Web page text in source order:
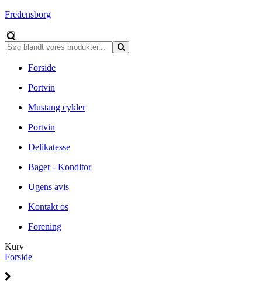
Fredensborg
Forside
Portvin
Mustang cykler
Portvin
Delikatesse
Bager - Konditor
Ugens avis
Kontakt os
Forening
Kurv
Forside